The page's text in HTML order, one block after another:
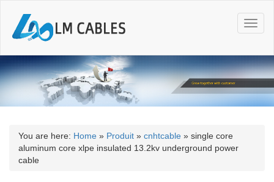
T
o
g
l
n
a
You are here: Home » Produit » cnhtcable » single core
aluminum core xlpe insulated 13.2kv underground power
cable